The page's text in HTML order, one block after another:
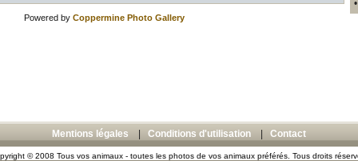
Powered by Coppermine Photo Gallery
Mentions légales Conditions d'utilisation Contact
© 2008 Tous vos animaux - toutes les photos de vos animaux préférés. Tous droits